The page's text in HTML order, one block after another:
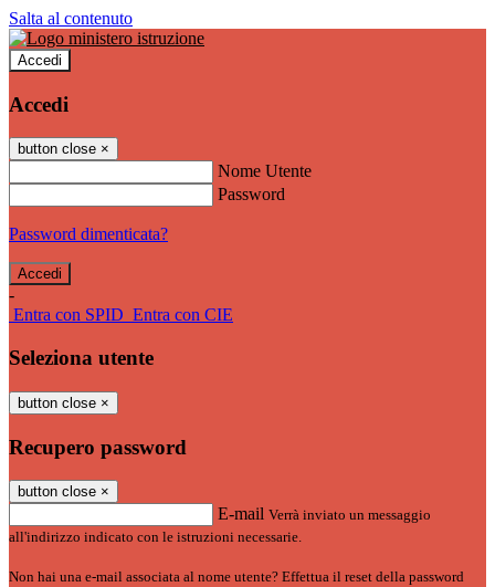
Salta al contenuto
Accedi
Accedi
button close ×
Nome Utente
Password
Password dimenticata?
-
Entra con SPID Entra con CIE
Seleziona utente
button close ×
Recupero password
button close ×
E-mail Verrà inviato un messaggio
all'indirizzo indicato con le istruzioni necessarie.
Non hai una e-mail associata al nome utente? Effettua il reset della password